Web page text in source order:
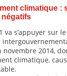
climatique :
va s’appuyer sur
novembre 2014,
climatique,